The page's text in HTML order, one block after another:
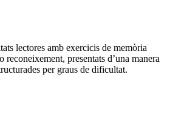
lectores amb exercicis de memòria
presentats d’una manera
per graus de dificultat.